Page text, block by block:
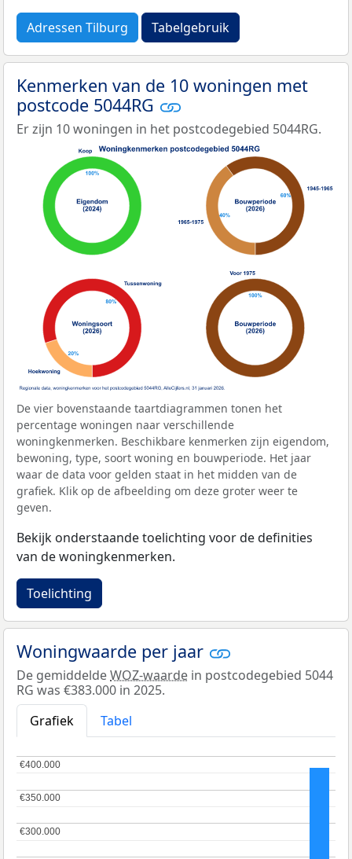
Adressen Tilburg Tabelgebruik
Kenmerken van de 10 woningen met
postcode 5044RG
Er zijn 10 woningen in het postcodegebied 5044RG.
De vier bovenstaande taartdiagrammen tonen het
percentage woningen naar verschillende
woningkenmerken. Beschikbare kenmerken zijn eigendom,
bewoning, type, soort woning en bouwperiode. Het jaar
waar de data voor gelden staat in het midden van de
grafiek. Klik op de afbeelding om deze groter weer te
geven.
Bekijk onderstaande toelichting voor de definities
van de woningkenmerken.
Toelichting
Woningwaarde per jaar
De gemiddeldeWOZ-waarde in postcodegebied 5044
RG was €383.000 in 2025.
Grafiek
Tabel
€300.000
€300.000
€350.000
€350.000
€400.000
€400.000